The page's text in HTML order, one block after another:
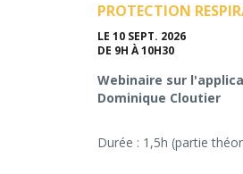
PROTECTION
LE 10 SEPT. 2026
DE 9H À 10H30
Webinaire sur
Dominique Cloutier
Durée : 1,5h (partie